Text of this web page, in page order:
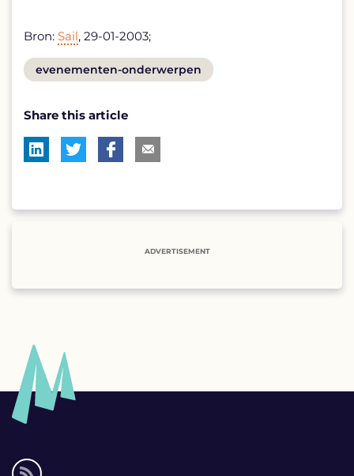
Bron: Sail, 29-01-2003;
View
tag:
evenementen-onderwerpen
Share this article
ADVERTISEMENT
Social